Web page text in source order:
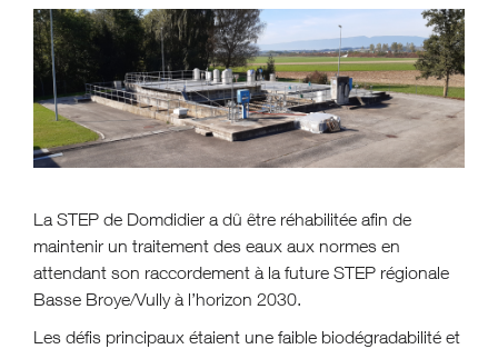
La STEP de Domdidier a dû être réhabilitée afin de
maintenir un traitement des eaux aux normes en
attendant son raccordement à la future STEP régionale
Basse Broye/Vully à l’horizon 2030.
Les défis principaux étaient une faible biodégradabilité et